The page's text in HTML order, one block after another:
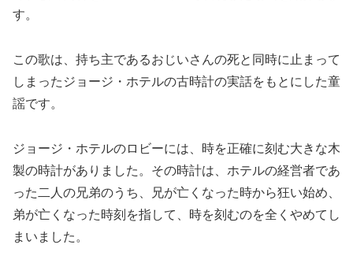
す。
この歌は、持ち主であるおじいさんの死と同時に止まって
しまったジョージ・ホテルの古時計の実話をもとにした童
謡です。
ジョージ・ホテルのロビーには、時を正確に刻む大きな木
製の時計がありました。その時計は、ホテルの経営者であ
った二人の兄弟のうち、兄が亡くなった時から狂い始め、
弟が亡くなった時刻を指して、時を刻むのを全くやめてし
まいました。